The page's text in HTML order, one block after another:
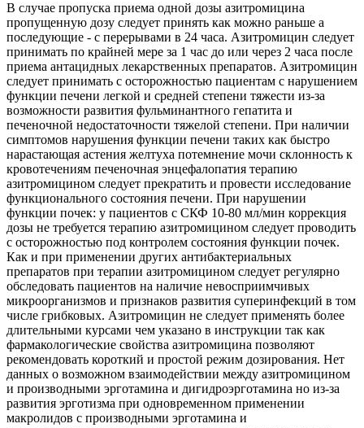
В случае пропуска приема одной дозы азитромицина
пропущенную дозу следует принять как можно раньше а
последующие - с перерывами в 24 часа. Азитромицин следует
принимать по крайней мере за 1 час до или через 2 часа после
приема антацидных лекарственных препаратов. Азитромицин
следует принимать с осторожностью пациентам с нарушением
функции печени легкой и средней степени тяжести из-за
возможности развития фульминантного гепатита и
печеночной недостаточности тяжелой степени. При наличии
симптомов нарушения функции печени таких как быстро
нарастающая астения желтуха потемнение мочи склонность к
кровотечениям печеночная энцефалопатия терапию
азитромицином следует прекратить и провести исследование
функционального состояния печени. При нарушении
функции почек: у пациентов с СКФ 10-80 мл/мин коррекция
дозы не требуется терапию азитромицином следует проводить
с осторожностью под контролем состояния функции почек.
Как и при применении других антибактериальных
препаратов при терапии азитромицином следует регулярно
обследовать пациентов на наличие невосприимчивых
микроорганизмов и признаков развития суперинфекций в том
числе грибковых. Азитромицин не следует применять более
длительными курсами чем указано в инструкции так как
фармакологические свойства азитромицина позволяют
рекомендовать короткий и простой режим дозирования. Нет
данных о возможном взаимодействии между азитромицином
и производными эрготамина и дигидроэрготамина но из-за
развития эрготизма при одновременном применении
макролидов с производными эрготамина и